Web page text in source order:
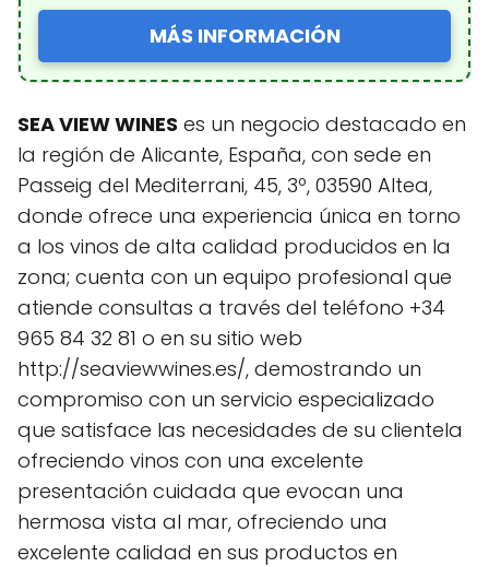
MÁS INFORMACIÓN
SEA VIEW WINES es un negocio destacado en
la región de Alicante, España, con sede en
Passeig del Mediterrani, 45, 3º, 03590 Altea,
donde ofrece una experiencia única en torno
a los vinos de alta calidad producidos en la
zona; cuenta con un equipo profesional que
atiende consultas a través del teléfono +34
965 84 32 81 o en su sitio web
http://seaviewwines.es/, demostrando un
compromiso con un servicio especializado
que satisface las necesidades de su clientela
ofreciendo vinos con una excelente
presentación cuidada que evocan una
hermosa vista al mar, ofreciendo una
excelente calidad en sus productos en